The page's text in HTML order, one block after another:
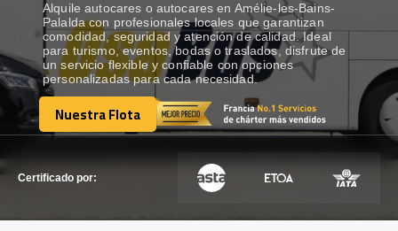
RECORRIDAS Show dropdown
FLOTA
Alquile autocares o autocares en Amélie-les-Bains-
Palalda con profesionales locales que garantizan
comodidad, seguridad y atención de calidad. Ideal
para turismo, eventos, bodas o traslados, disfrute de
un servicio flexible y confiable con opciones
personalizadas para cada necesidad.
Nuestra Flota
Nuestra Flota
Certificado por: